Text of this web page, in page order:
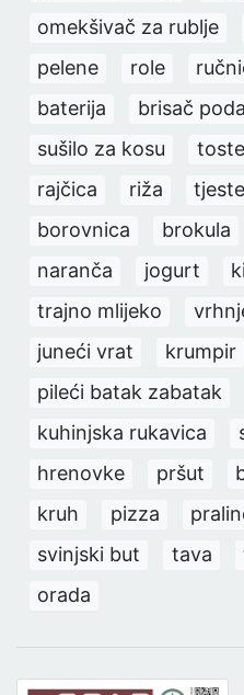
omekšivač za rublje
pelene
role
baterija
brisač poda
sušilo za kosu
rajčica
riža
borovnica
brokula
naranča
jogurt
trajno mlijeko
juneći vrat
krumpir
pileći batak zabatak
kuhinjska rukavica
hrenovke
pršut
kruh
pizza
svinjski but
tava
orada